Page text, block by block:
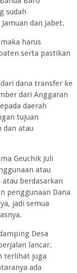
sudah
dan Jabet.
harus
serta pastikan
dana transfer ke
dari Anggaran
daerah
tujuan
dan atau
Geuchik Juli
atau
berdasarkan
penggunaan Dana
jadi semua
Desa
lancar.
terlihat juga
ada